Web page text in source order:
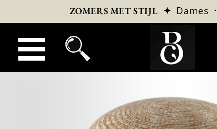
ZOMERS MET STIJL ✦ Dames